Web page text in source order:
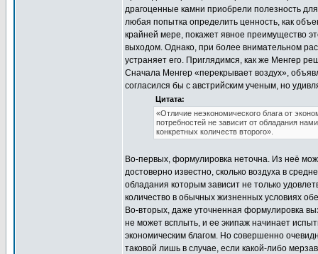
драгоценные камни приобрели полезность
любая попытка определить ценность, как
крайней мере, покажет явное преимущество
выходом. Однако, при более внимательном
устраняет его. Приглядимся, как же Менгер
Сначала Менгер «перекрывает воздух»,
согласился бы с австрийским ученым, но
Цитата:
«Отличие неэкономического блага от
потребностей не зависит от обладания
конкретных количеств второго».
Во-первых, формулировка неточна. Из неё
достоверно известно, сколько воздуха в
обладания которым зависит не только
количество в обычных жизненных условиях
Во-вторых, даже уточненная формулировка
не может всплыть, и ее экипаж начинает
экономическим благом. Но совершенно
таковой лишь в случае, если какой-либо